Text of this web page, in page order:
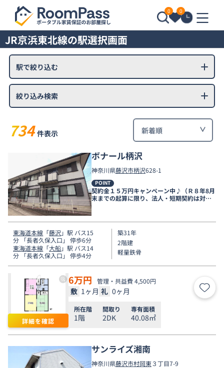
0 0
JR京浜東北線の駅選択画面
駅で絞り込む
絞り込み検索
734 件表示
ボナール柄沢
神奈川県藤沢市柄沢628-1
POINT
契約金１５万円キャンペーン中♪（Ｒ８年8月
末までの起算に限り、法人・短期契約は対象
外、短期違約金有）
東海道本線 「藤沢 」駅 バス15
分 「長者久保入口」 停歩6分
東海道本線 「大船」駅 バス14
分 「長者久保入口」 停歩4分
築31年
2階建
軽量鉄骨
詳細を確認
6万円 管理・共益費 4,500円
敷 1ヶ月 礼 0ヶ月 お気
所在階
1階
間取り
2DK
専有面積
40.08㎡
サンライズ湘南
神奈川県藤沢市村岡東３丁目7-9